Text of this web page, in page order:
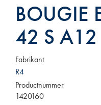
BOUGIE
42 S A12
Fabrikant
R4
Productnummer
1420160